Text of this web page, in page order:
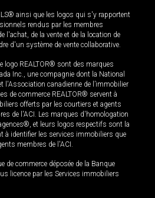
ainsi que les logos qui s'y rapportent
rendus par les membres
l'achat, de la vente et de la location de
d'un système de vente collaborative.
logo REALTOR® sont des marques
Inc., une compagnie dont la National
l'Association canadienne de l’immobilier
de commerce REALTOR® servent à
offerts par les courtiers et agents
de l'ACI. Les marques d'homologation
et leurs logos respectifs sont la
à identifier les services immobiliers que
membres de l'ACI.
de commerce déposée de la Banque
licence par les Services immobiliers